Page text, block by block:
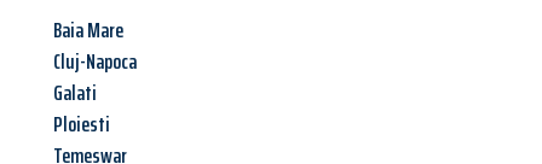
Baia Mare
Cluj-Napoca
Galati
Ploiesti
Temeswar